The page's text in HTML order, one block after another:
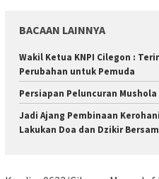
BACAAN LAINNYA
Wakil Ketua KNPI Cilegon :
Perubahan untuk Pemuda
Persiapan Peluncuran Mushola
Jadi Ajang Pembinaan
Lakukan Doa dan Dzikir